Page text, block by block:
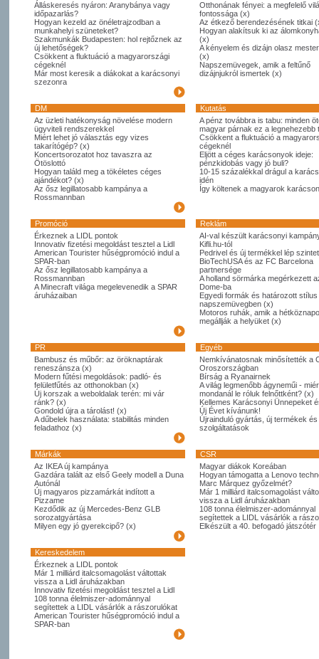
Álláskeresés nyáron: Aranybánya vagy
időpazarlás?
Hogyan kezeld az önéletrajzodban a
munkahelyi szüneteket?
Szakmunkák Budapesten: hol rejtőznek az
új lehetőségek?
Csökkent a fluktuáció a magyarországi
cégeknél
Már most keresik a diákokat a karácsonyi
szezonra
Otthonának fényei: a megfelelő
fontossága (x)
Az étkező berendezésének titkai
Hogyan alakítsuk ki az
(x)
A kényelem és dizájn olasz
(x)
Napszemüvegek, amik a feltűnő
dizájnjukról ismertek (x)
DM
Kutatás
Az üzleti hatékonyság növelése modern
ügyviteli rendszerekkel
Miért lehet jó választás egy vizes
takarítógép? (x)
Koncertsorozatot hoz tavaszra az
Ötöslottó
Hogyan találd meg a tökéletes céges
ajándékot? (x)
Az ősz legillatosabb kampánya a
Rossmannban
A pénz továbbra is tabu: minden
magyar párnak ez a legnehezebb
Csökkent a fluktuáció a
cégeknél
Eljött a céges karácsonyok ideje:
pénzkidobás vagy jó buli?
10-15 százalékkal drágul a
idén
Így költenek a magyarok
Promóció
Reklám
Érkeznek a LIDL pontok
Innovativ fizetési megoldást tesztel a Lidl
American Tourister hűségpromóció indul a
SPAR-ban
Az ősz legillatosabb kampánya a
Rossmannban
A Minecraft világa megelevenedik a SPAR
áruházaiban
AI-val készült karácsonyi
Kifli.hu-tól
Pedrivel és új termékkel lép
BioTechUSA és az FC Barcelona
partnersége
A holland sörmárka megérkezett
Dome-ba
Egyedi formák és határozott
napszemüvegben (x)
Motoros ruhák, amik a
megállják a helyüket (x)
PR
Egyéb
Bambusz és műbőr: az öröknaptárak
reneszánsza (x)
Modern fűtési megoldások: padló- és
felületfűtés az otthonokban (x)
Új korszak a weboldalak terén: mi vár
ránk? (x)
Gondold újra a tárolást! (x)
A dűbelek használata: stabilitás minden
feladathoz (x)
Nemkívánatosnak minősítették a
Oroszországban
Bírság a Ryanairnek
A világ legmenőbb ágyneműi -
mondanál le róluk felnőttként? (x)
Kellemes Karácsonyi Ünnepeket
Új Évet kívánunk!
Újrainduló gyártás, új termékek és
szolgáltatások
Márkák
CSR
Az IKEA új kampánya
Gazdára talált az első Geely modell a Duna
Autónál
Új magyaros pizzamárkát indított a
Pizzame
Kezdődik az új Mercedes-Benz GLB
sorozatgyártása
Milyen egy jó gyerekcipő? (x)
Magyar diákok Koreában
Hogyan támogatta a Lenovo
Marc Márquez győzelmét?
Már 1 milliárd italcsomagolást
vissza a Lidl áruházakban
108 tonna élelmiszer-adománnyal
segítettek a LIDL vásárlók a
Elkészült a 40. befogadó játszótér
Kereskedelem
Érkeznek a LIDL pontok
Már 1 milliárd italcsomagolást váltottak
vissza a Lidl áruházakban
Innovativ fizetési megoldást tesztel a Lidl
108 tonna élelmiszer-adománnyal
segítettek a LIDL vásárlók a rászorulókat
American Tourister hűségpromóció indul a
SPAR-ban